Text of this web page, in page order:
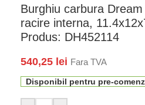
Burghiu carbura
racire interna,
Produs: DH452114
540,25 lei Fara TVA
Disponibil pentru pre-